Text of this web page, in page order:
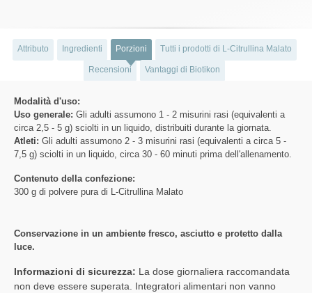
Attributo Ingredienti Porzioni Tutti i prodotti di L-Citrullina Malato
Recensioni Vantaggi di Biotikon
Modalità d'uso:
Uso generale: Gli adulti assumono 1 - 2 misurini rasi (equivalenti a
circa 2,5 - 5 g) sciolti in un liquido, distribuiti durante la giornata.
Atleti: Gli adulti assumono 2 - 3 misurini rasi (equivalenti a circa 5 -
7,5 g) sciolti in un liquido, circa 30 - 60 minuti prima dell'allenamento.
Contenuto della confezione:
300 g di polvere pura di L-Citrullina Malato
Conservazione in un ambiente fresco, asciutto e protetto dalla
luce.
Informazioni di sicurezza: La dose giornaliera raccomandata
non deve essere superata. Integratori alimentari non vanno